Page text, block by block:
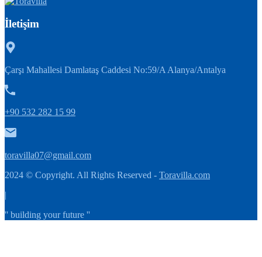
İletişim
Çarşı Mahallesi Damlataş Caddesi No:59/A Alanya/Antalya
+90 532 282 15 99
toravilla07@gmail.com
2024 © Copyright. All Rights Reserved - Toravilla.com
|
'' building your future ''